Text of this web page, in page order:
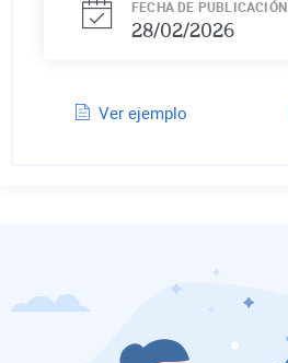
FECHA DE PUBLICACIÓN
28/02/2026
Ver ejemplo